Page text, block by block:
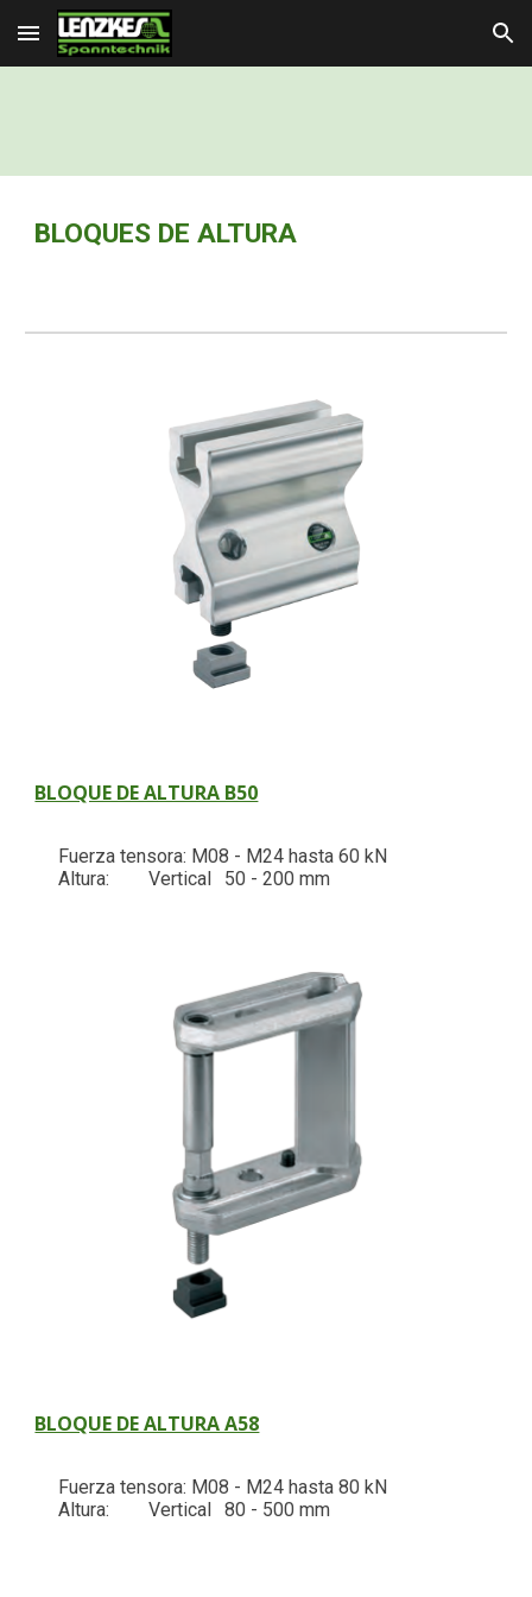
Skip to main content Skip to navigation
BLOQUES DE ALTURA
BLOQUE DE ALTURA B50
Fuerza tensora: M08 - M24 hasta 60 kN
Altura:
Vertical 50 - 200 mm
BLOQUE DE ALTURA A58
Fuerza tensora: M08 - M24 hasta 80 kN
Altura:
Vertical 80 - 500 mm